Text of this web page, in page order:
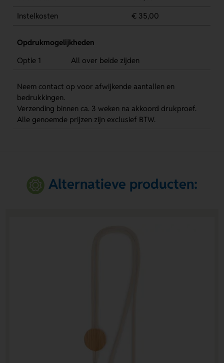
Instelkosten
€ 35,00
Opdrukmogelijkheden
Optie 1
All over beide zijden
Neem contact op voor afwijkende aantallen en
bedrukkingen.
Verzending binnen ca. 3 weken na akkoord drukproef.
Alle genoemde prijzen zijn exclusief BTW.
Alternatieve producten: